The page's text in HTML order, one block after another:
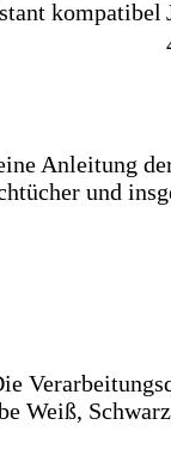
kompatibel
Anleitung
und
Weiß,